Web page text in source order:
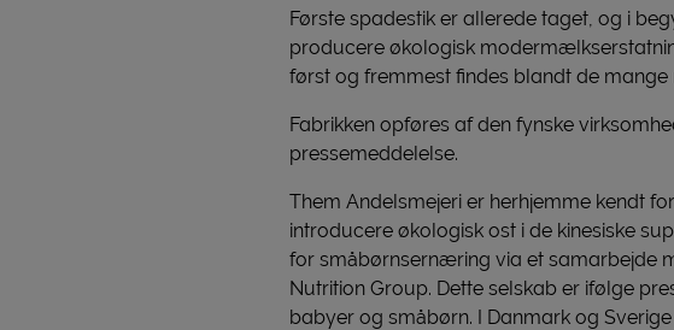
Første spadestik er allerede taget, og i
producere økologisk
først og fremmest findes blandt de
Fabrikken opføres af den fynske
pressemeddelelse.
Them Andelsmejeri er herhjemme kendt
introducere økologisk ost i de kinesiske
for småbørnsernæring via et samarbejde
Nutrition Group. Dette selskab er ifølge
babyer og småbørn. I Danmark og